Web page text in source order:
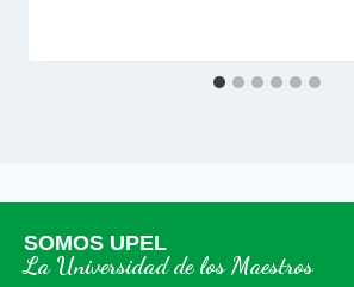
SOMOS UPEL
La Universidad de los Maestros